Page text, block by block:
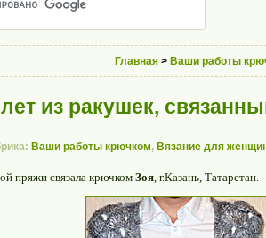
Главная > Ваши работы
из ракушек,
Ваши работы крючком, Вязание для
пряжи связала крючком Зоя, г.Казань, Татарстан.